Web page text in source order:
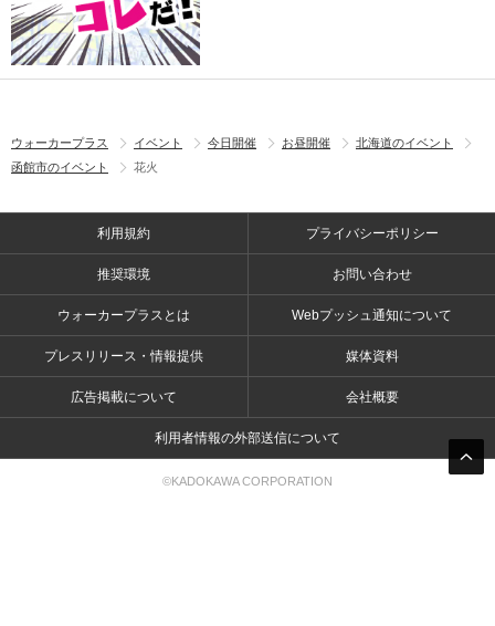
ウォーカープラス イベント 今日開催 お昼開催
北海道のイベント
函館市のイベント
花火
利用規約 プライバシーポリシー
推奨環境 お問い合わせ
ウォーカープラスとは Webプッシュ通知について
プレスリリース・情報提供 媒体資料
広告掲載について 会社概要
利用者情報の外部送信について
©KADOKAWA CORPORATION